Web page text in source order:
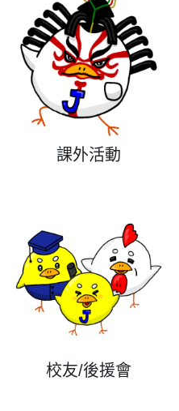
課外活動
校友/後援會